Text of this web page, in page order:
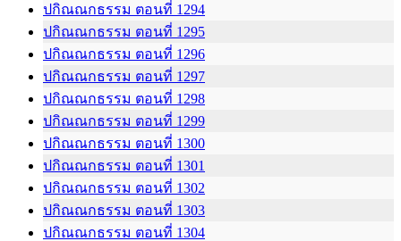
ปกิณณกธรรม ตอนที่ 1294
ปกิณณกธรรม ตอนที่ 1295
ปกิณณกธรรม ตอนที่ 1296
ปกิณณกธรรม ตอนที่ 1297
ปกิณณกธรรม ตอนที่ 1298
ปกิณณกธรรม ตอนที่ 1299
ปกิณณกธรรม ตอนที่ 1300
ปกิณณกธรรม ตอนที่ 1301
ปกิณณกธรรม ตอนที่ 1302
ปกิณณกธรรม ตอนที่ 1303
ปกิณณกธรรม ตอนที่ 1304